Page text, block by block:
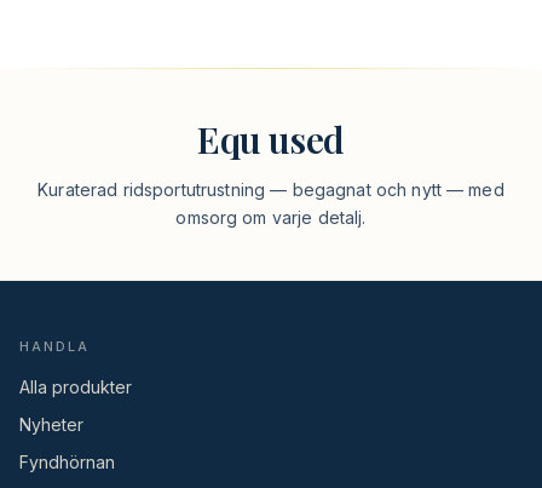
Equ used
Kuraterad ridsportutrustning — begagnat och nytt — med
omsorg om varje detalj.
HANDLA
Alla produkter
Nyheter
Fyndhörnan